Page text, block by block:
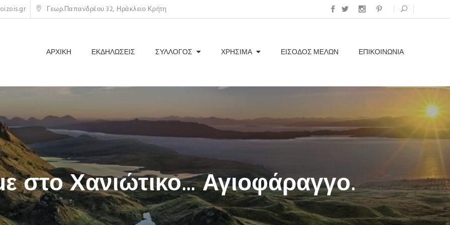
Γεωρ.Παπανδρέου 32, Ηράκλειο Κρήτη
ΑΡΧΙΚΗ ΕΚΔΗΛΩΣΕΙΣ ΣΥΛΛΟΓΟΣ ΧΡΗΣΙΜΑ ΕΊΣΟΔΟΣ ΜΕΛΏΝ ΕΠΙΚΟΙΝΩΝΊΑ
στο Χανιώτικο… Αγιοφάραγγο.